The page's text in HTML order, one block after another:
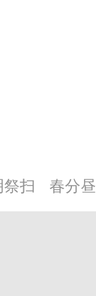
祭扫 春分